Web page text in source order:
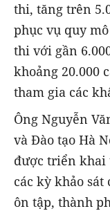
thi, tăng trên
phục vụ quy
thi với gần
khoảng 20.000
tham gia các
Ông Nguyễn
và Đào tạo Hà
được triển khai
các kỳ khảo
ôn tập, thành